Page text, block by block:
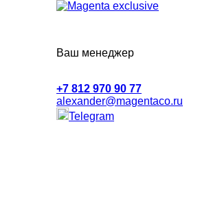
Ваш менеджер
+7 812 970 90 77
alexander@magentaco.ru
Telegram